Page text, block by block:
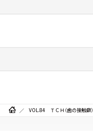
VOL.84 ＴＣＨ（歯の接触癖）